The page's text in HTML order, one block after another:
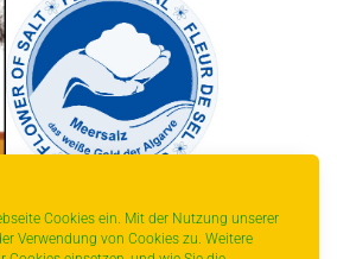
Cookies ein. Mit der Nutzung unserer
Verwendung von Cookies zu. Weitere